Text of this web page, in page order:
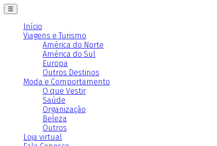
☰
Início
Viagens e Turismo
América do Norte
América do Sul
Europa
Outros Destinos
Moda e Comportamento
O que Vestir
Saúde
Organização
Beleza
Outros
Loja virtual